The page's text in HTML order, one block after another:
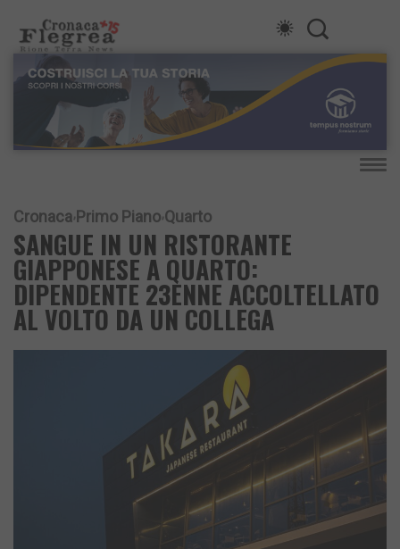
Cronaca Primo Piano Quarto
SANGUE IN UN RISTORANTE
GIAPPONESE A QUARTO:
DIPENDENTE 23ENNE ACCOLTELLATO
AL VOLTO DA UN COLLEGA